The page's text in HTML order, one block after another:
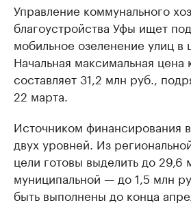
Управление коммунального
благоустройства Уфы ищет
мобильное озеленение улиц в
Начальная максимальная цена
составляет 31,2 млн руб.,
22 марта.
Источником финансирования
двух уровней. Из
цели готовы выделить до 29,6
муниципальной — до 1,5 млн
быть выполнены до конца